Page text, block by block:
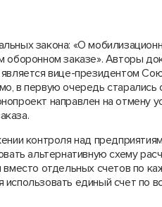
закона: «О
оборонном заказе». Авторы
вице-президентом
в первую очередь старались
направлен на отмену
контроля над
альтернативную схему
вместо отдельных счетов по
единый счет по